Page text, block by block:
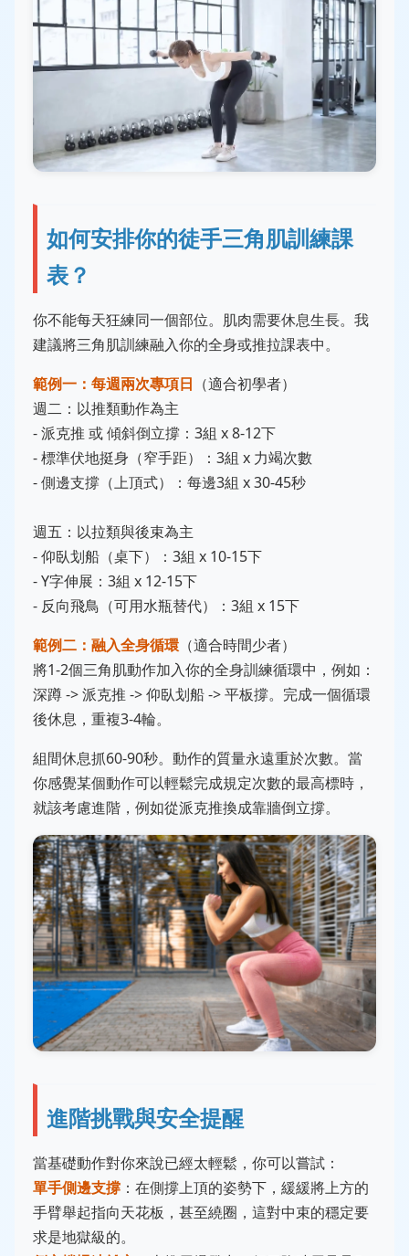
如何安排你的徒手三角肌訓練課
表？
你不能每天狂練同一個部位。肌肉需要休息生長。我
建議將三角肌訓練融入你的全身或推拉課表中。
範例一：每週兩次專項日 （適合初學者）
週二：以推類動作為主
- 派克推 或 傾斜倒立撐：3組 x 8-12下
- 標準伏地挺身（窄手距）：3組 x 力竭次數
- 側邊支撐（上頂式）：每邊3組 x 30-45秒
週五：以拉類與後束為主
- 仰臥划船（桌下）：3組 x 10-15下
- Y字伸展：3組 x 12-15下
- 反向飛鳥（可用水瓶替代）：3組 x 15下
範例二：融入全身循環 （適合時間少者）
將1-2個三角肌動作加入你的全身訓練循環中，例如：
深蹲 -> 派克推 -> 仰臥划船 -> 平板撐。完成一個循環
後休息，重複3-4輪。
組間休息抓60-90秒。動作的質量永遠重於次數。當
你感覺某個動作可以輕鬆完成規定次數的最高標時，
就該考慮進階，例如從派克推換成靠牆倒立撐。
進階挑戰與安全提醒
當基礎動作對你來說已經太輕鬆，你可以嘗試：
單手側邊支撐 ：在側撐上頂的姿勢下，緩緩將上方的
手臂舉起指向天花板，甚至繞圈，這對中束的穩定要
求是地獄級的。